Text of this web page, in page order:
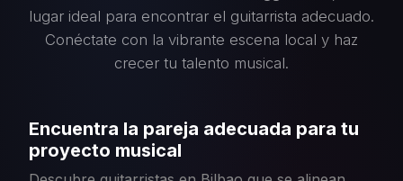
lugar ideal para encontrar el guitarrista adecuado.
Conéctate con la vibrante escena local y haz
crecer tu talento musical.
Encuentra la pareja adecuada para tu
proyecto musical